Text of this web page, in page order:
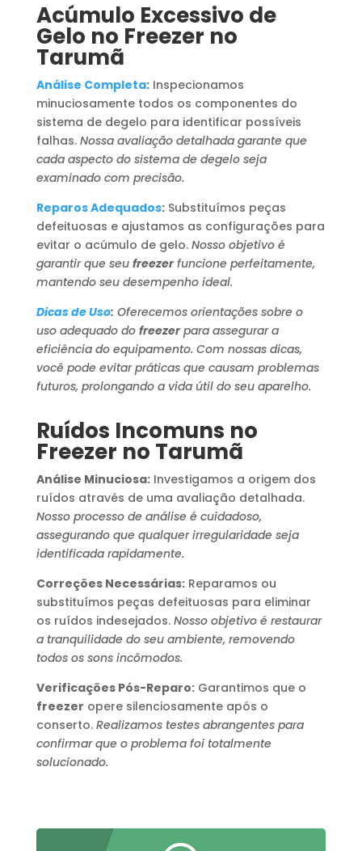
Acúmulo Excessivo de
Gelo no Freezer no
Tarumã
Análise Completa:Inspecionamos
minuciosamente todos os componentes do
sistema de degelo para identificar possíveis
falhas. Nossa avaliação detalhada garante que
cada aspecto do sistema de degelo seja
examinado com precisão.
Reparos Adequados:Substituímos peças
defeituosas e ajustamos as configurações para
evitar o acúmulo de gelo. Nosso objetivo é
garantir que seu freezerfuncione perfeitamente,
mantendo seu desempenho ideal.
Dicas de Uso: Oferecemos orientações sobre o
uso adequado do freezerpara assegurar a
eficiência do equipamento. Com nossas dicas,
você pode evitar práticas que causam problemas
futuros, prolongando a vida útil do seu aparelho.
Ruídos Incomuns no
Freezer no Tarumã
Análise Minuciosa:Investigamos a origem dos
ruídos através de uma avaliação detalhada.
Nosso processo de análise é cuidadoso,
assegurando que qualquer irregularidade seja
identificada rapidamente.
Correções Necessárias:Reparamos ou
substituímos peças defeituosas para eliminar
os ruídos indesejados. Nosso objetivo é restaurar
a tranquilidade do seu ambiente, removendo
todos os sons incômodos.
Verificações Pós-Reparo:Garantimos que o
freezer opere silenciosamente após o
conserto. Realizamos testes abrangentes para
confirmar que o problema foi totalmente
solucionado.